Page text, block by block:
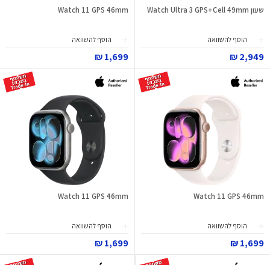
שעון Watch Ultra 3 GPS+Cell 49mm
הוסף להשוואה
2,949 ₪
Watch 11 GPS 46mm
הוסף להשוואה
1,699 ₪
Watch 11 GPS 46mm
הוסף להשוואה
1,699 ₪
Watch 11 GPS 46mm
הוסף להשוואה
1,699 ₪